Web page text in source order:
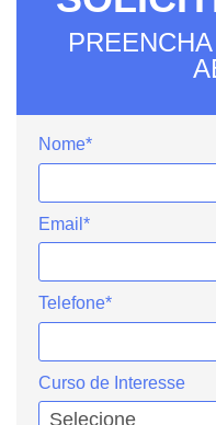
Nome*
Email*
Telefone*
Curso de Interesse